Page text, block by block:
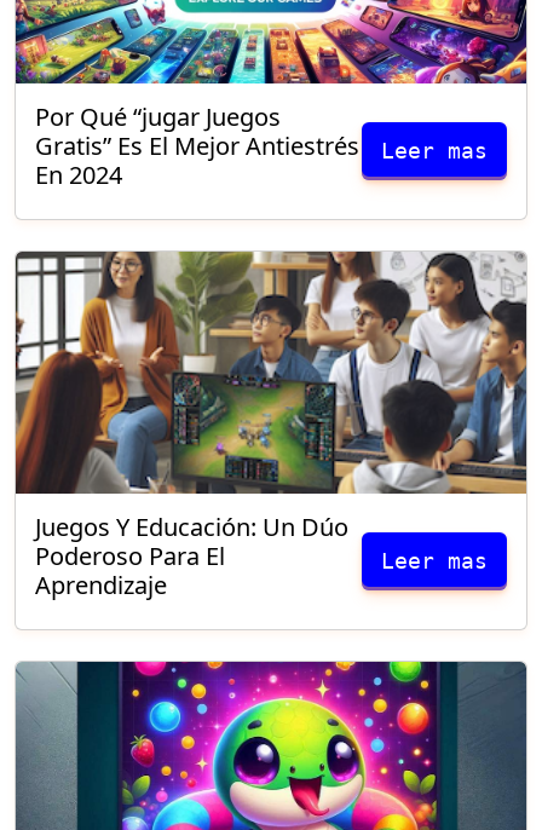
Por Qué “jugar Juegos
Gratis” Es El Mejor Antiestrés
En 2024
Leer mas
Juegos Y Educación: Un Dúo
Poderoso Para El
Aprendizaje
Leer mas